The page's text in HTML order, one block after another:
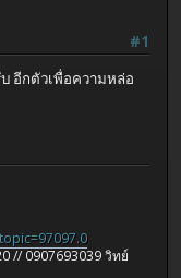
#1
อีกตัวเพื่อความหล่อ
// 0907693039 วิทย์